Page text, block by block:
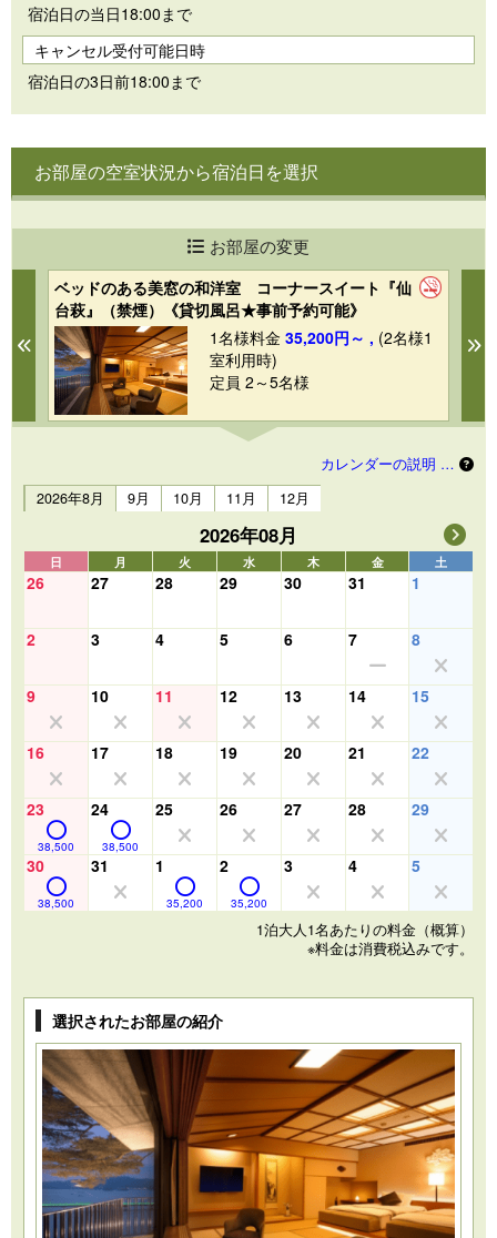
宿泊日の当日18:00まで
キャンセル受付可能日時
宿泊日の3日前18:00まで
お部屋の空室状況から宿泊日を選択
お部屋の変更
Previous
ベッドのある美窓の和洋室 コーナースイート『仙
台萩』（禁煙）《貸切風呂★事前予約可能》
1名様料金 35,200円～ , (2名様1
室利用時)
定員 2～5名様
カレンダーの説明 …
2026年8月
9月 10月 11月 12月
2026年08月
日 月 火 水 木 金 土
26 27 28 29 30 31 1
2 3 4 5 6 7 8
9 10 11 12 13 14 15
16 17 18 19 20 21 22
23
38,500
24
38,500
25 26 27 28 29
30
38,500
31 1
35,200
2
35,200
3 4 5
1泊大人1名あたりの料金（概算）
※料金は消費税込みです。
選択されたお部屋の紹介